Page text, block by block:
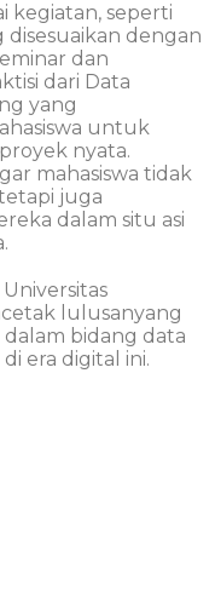
kegiatan, seperti
disesuaikan dengan
dan
dari Data
yang
untuk
nyata.
mahasiswa tidak
juga
dalam situ asi
.
Universitas
lulusanyang
dalam bidang data
di era digital ini.